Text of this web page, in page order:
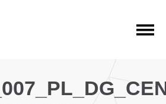
GŁÓWNEGO